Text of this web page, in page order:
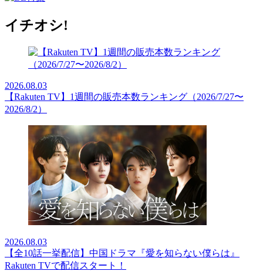
イチオシ!
2026.08.03
【Rakuten TV】1週間の販売本数ランキング（2026/7/27〜
2026/8/2）
2026.08.03
【全10話一挙配信】中国ドラマ『愛を知らない僕らは』
Rakuten TVで配信スタート！